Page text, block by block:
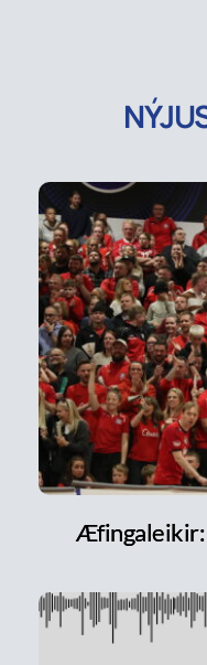
Æfingaleikir: